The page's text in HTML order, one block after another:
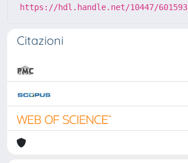
https://hdl.handle.net/10447/601593
Citazioni